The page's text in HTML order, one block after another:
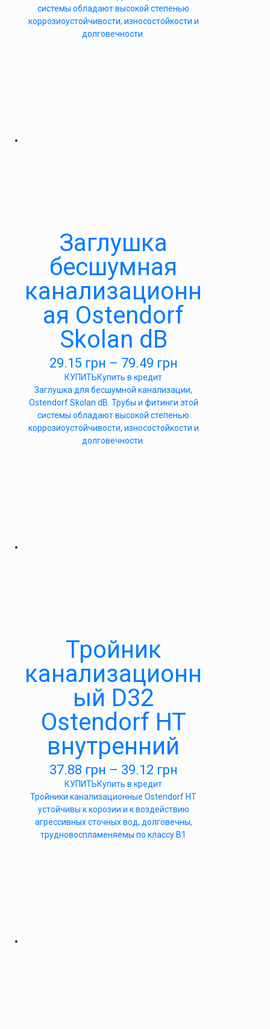
системы обладают высокой степенью
коррозиоустойчивости, износостойкости и
долговечности.
Заглушка
бесшумная
канализационн
ая Ostendorf
Skolan dB
29.15 грн – 79.49 грн
КУПИТЬКупить в кредит
Заглушка для бесшумной канализации,
Ostendorf Skolan dB. Трубы и фитинги этой
системы обладают высокой степенью
коррозиоустойчивости, износостойкости и
долговечности.
Тройник
канализационн
ый D32
Ostendorf HT
внутренний
37.88 грн – 39.12 грн
КУПИТЬКупить в кредит
Тройники канализационные Ostendorf HT
устойчивы к корозии и к воздействию
агрессивных сточных вод, долговечны,
трудновоспламеняемы по классу B1